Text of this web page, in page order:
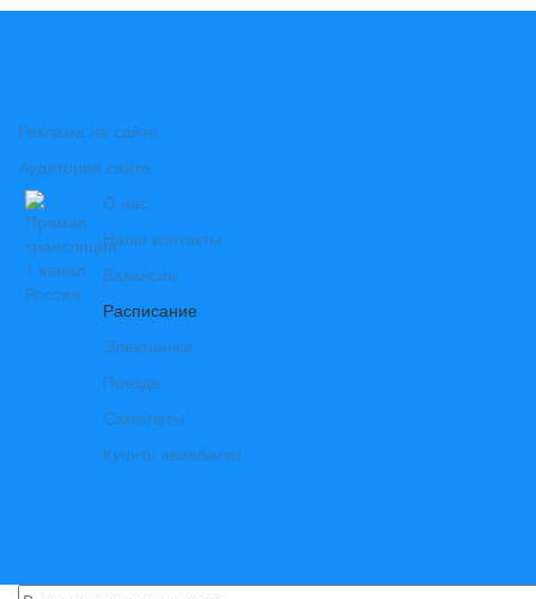
Реклама на сайте
Аудитория сайта
О нас
Наши контакты
Вакансии
Расписание
Электрички
Поезда
Самолеты
Купить авиабилет